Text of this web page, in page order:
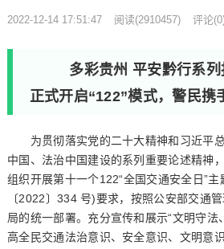
2022-12-14 17:51:47 阅读(2910457) 评论
多彩贵州 平安黔行系
正式开启“122”模式，警民携
为贯彻落实党的二十大精神和习近平总
中国、法治中国建设的系列重要论述精神
组织开展第十一个122“全国交通安全日”
〔2022〕334 号)要求，按照公安部交通
局的统一部署。充分宣传和展示“文明守法
高全民交通法治意识、安全意识、文明意